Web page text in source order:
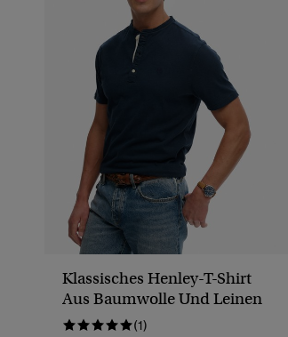
Klassisches Henley-T-Shirt
Aus Baumwolle Und Leinen
(1)